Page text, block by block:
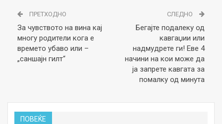
ПРЕТХОДНО
За чувството на вина кај
многу родители кога е
времето убаво или –
„саншајн гилт“
СЛЕДНО
Бегајте подалеку од
кавгаџии или
надмудрете ги! Еве 4
начини на кои може да
ја запрете кавгата за
помалку од минута
ПОВЕЌЕ